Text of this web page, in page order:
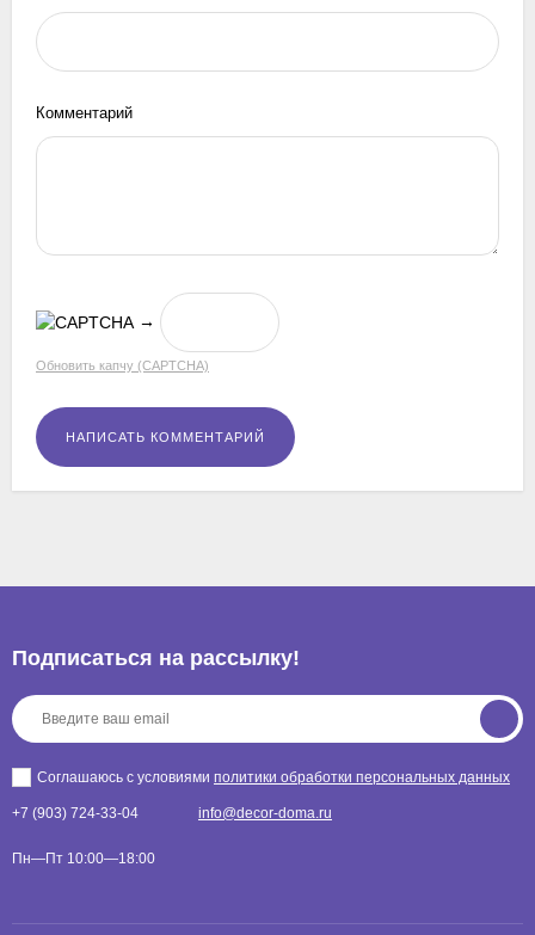
Комментарий
→
Обновить капчу (CAPTCHA)
Подписаться на рассылкy!
Соглашаюсь с условиями политики обработки персональных данных
+7 (903) 724-33-04 info@decor-doma.ru
Пн—Пт 10:00—18:00